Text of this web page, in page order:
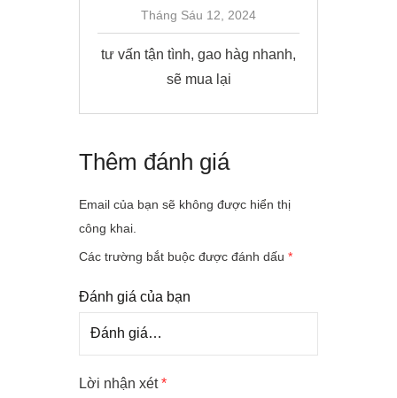
Tháng Sáu 12, 2024
tư vấn tận tình, gao hàg nhanh,
sẽ mua lại
Thêm đánh giá
Email của bạn sẽ không được hiển thị
công khai.
Các trường bắt buộc được đánh dấu *
Đánh giá của bạn
Lời nhận xét*